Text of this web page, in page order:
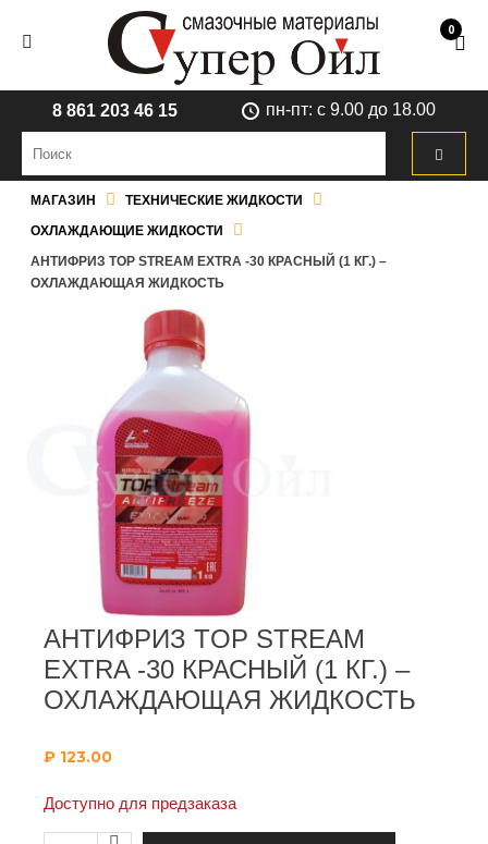
0
8 861 203 46 15 пн-пт: с 9.00 до 18.00
МАГАЗИН
ТЕХНИЧЕСКИЕ ЖИДКОСТИ
ОХЛАЖДАЮЩИЕ ЖИДКОСТИ
АНТИФРИЗ TOP STREAM EXTRA -30 КРАСНЫЙ (1 КГ.) –
ОХЛАЖДАЮЩАЯ ЖИДКОСТЬ
АНТИФРИЗ TOP STREAM
EXTRA -30 КРАСНЫЙ (1 КГ.) –
ОХЛАЖДАЮЩАЯ ЖИДКОСТЬ
₽ 123.00
Доступно для предзаказа